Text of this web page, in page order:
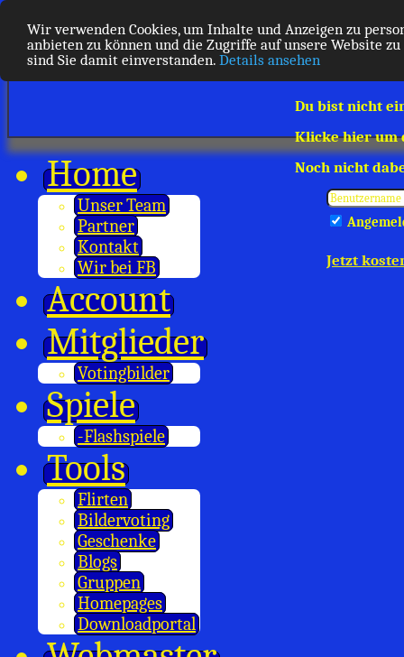
Wir verwenden Cookies, um Inhalte und Anzeigen zu
anbieten zu können und die Zugriffe auf unsere Website
sind Sie damit einverstanden. Details ansehen
Du bist nicht
Klicke hier um
Noch nicht
Jetzt
Home
Unser Team
Partner
Kontakt
Wir bei FB
Account
Mitglieder
Votingbilder
Spiele
-Flashspiele
Tools
Flirten
Bildervoting
Geschenke
Blogs
Gruppen
Homepages
Downloadportal